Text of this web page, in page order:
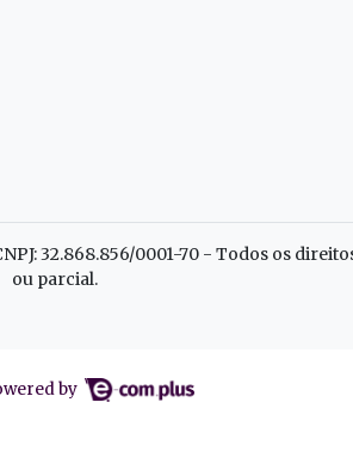
32.868.856/0001-70 - Todos os
ou parcial.
by